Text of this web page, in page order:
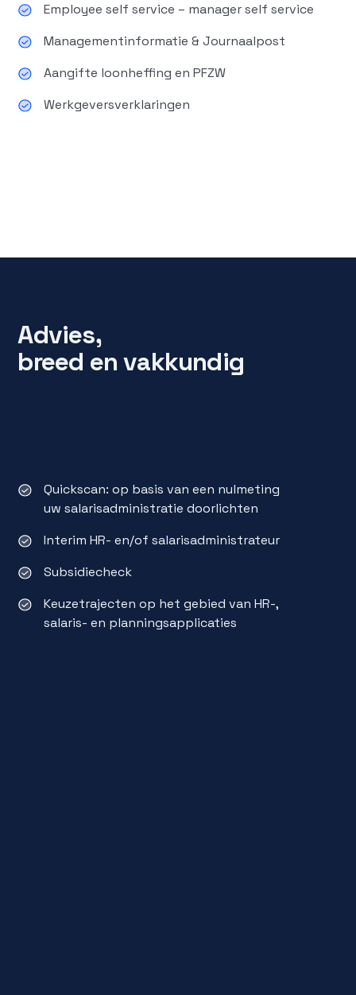
Employee self service – manager self service
Managementinformatie & Journaalpost
Aangifte loonheffing en PFZW
Werkgeversverklaringen
Advies,
breed en vakkundig
Quickscan: op basis van een nulmeting
uw salarisadministratie doorlichten
Interim HR- en/of salarisadministrateur
Subsidiecheck
Keuzetrajecten op het gebied van HR-,
salaris- en planningsapplicaties